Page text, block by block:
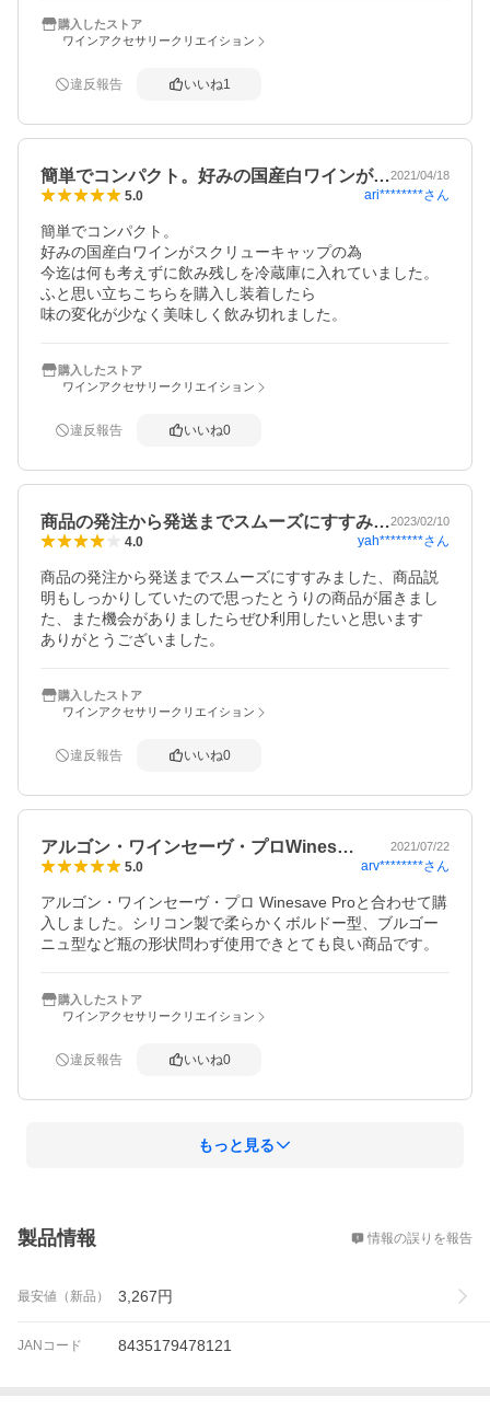
購入したストア
ワインアクセサリークリエイション
違反報告 いいね1
簡単でコンパクト。好みの国産白ワインが…2021/04/18
5.0 ari********さん
簡単でコンパクト。
好みの国産白ワインがスクリューキャップの為
今迄は何も考えずに飲み残しを冷蔵庫に入れていました。
ふと思い立ちこちらを購入し装着したら
味の変化が少なく美味しく飲み切れました。
購入したストア
ワインアクセサリークリエイション
違反報告 いいね0
商品の発注から発送までスムーズにすすみ…2023/02/10
4.0 yah********さん
商品の発注から発送までスムーズにすすみました、商品説
明もしっかりしていたので思ったとうりの商品が届きまし
た、また機会がありましたらぜひ利用したいと思います
ありがとうございました。
購入したストア
ワインアクセサリークリエイション
違反報告 いいね0
アルゴン・ワインセーヴ・プロWines… 2021/07/22
5.0 arv********さん
アルゴン・ワインセーヴ・プロ Winesave Proと合わせて購
入しました。シリコン製で柔らかくボルドー型、ブルゴー
ニュ型など瓶の形状問わず使用できとても良い商品です。
購入したストア
ワインアクセサリークリエイション
違反報告 いいね0
もっと見る
製品情報 情報の誤りを報告
最安値（新品） 3,267円
JANコード 8435179478121